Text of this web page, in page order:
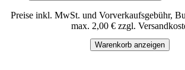
Preise inkl. MwSt. und Vorverkaufsgebühr,
max. 2,00 € zzgl.
Warenkorb anzeigen